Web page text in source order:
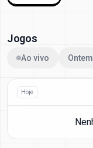
Jogos
Ao vivo Ontem
Hoje